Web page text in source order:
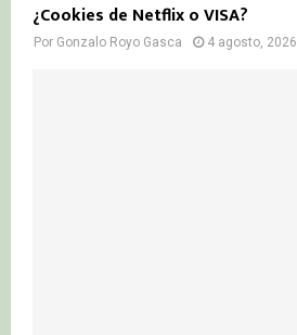
¿Cookies de Netflix o VISA?
Por Gonzalo Royo Gasca 4 agosto, 2026